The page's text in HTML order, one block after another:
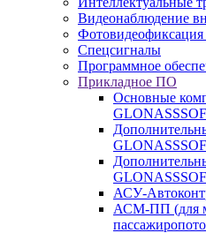
Видеонаблюдение
Спецсигналы
Программное
Прикладное ПО
Основные
АСУ-
АСМ-ПП (для